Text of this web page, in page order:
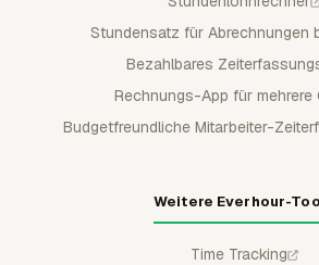
Stundensatz für Abrechnungen
Bezahlbares
Rechnungs-App für mehrere
Budgetfreundliche Mitarbeiter-
Weitere Everhour-
Time Tracking